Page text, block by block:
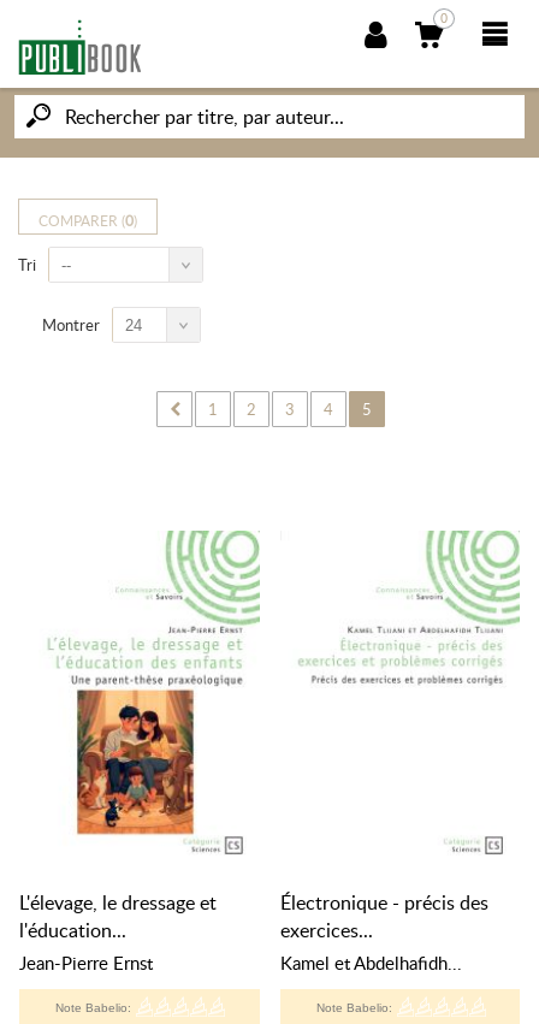
0
NOUVEAUTÉS
SOCIÉTÉ DES ÉCRIVAINS
CONNAISSANCES ET SAVOIRS
MON PETIT ÉDITEUR
COMPARER (0)
Tri --
Montrer 24
1 2 3 4 5
L'élevage, le dressage et
l'éducation...
Jean-Pierre Ernst
Note Babelio:
Électronique - précis des
exercices...
Kamel et Abdelhafidh...
Note Babelio: